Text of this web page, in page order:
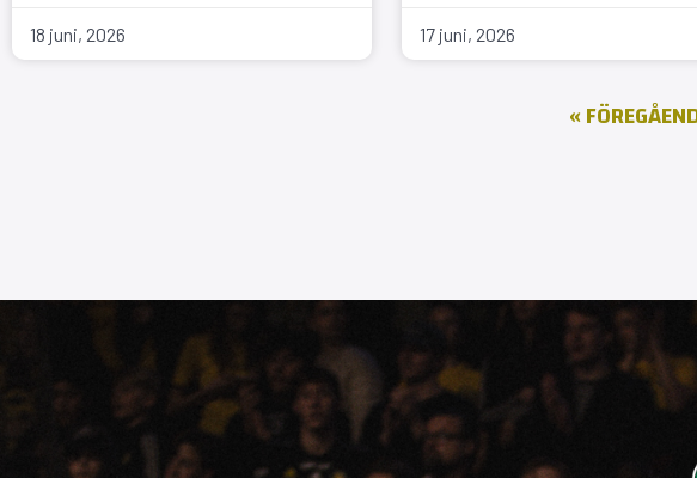
18 juni, 2026 17 juni, 2026
«